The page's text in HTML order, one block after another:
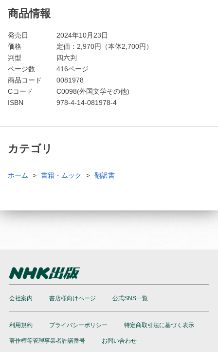
商品情報
発売日
2024年10月23日
価格
定価： 2,970円（本体2,700円）
判型
四六判
ページ数
416ページ
商品コード
0081978
Cコード
C0098(外国文学その他)
ISBN
978-4-14-081978-4
カテゴリ
ホーム 書籍・ムック 翻訳書
会社案内 書店様向けページ 公式SNS一覧
利用規約 プライバシーポリシー 特定商取引法に基づく表示
著作権等管理事業者許諾番号 お問い合わせ